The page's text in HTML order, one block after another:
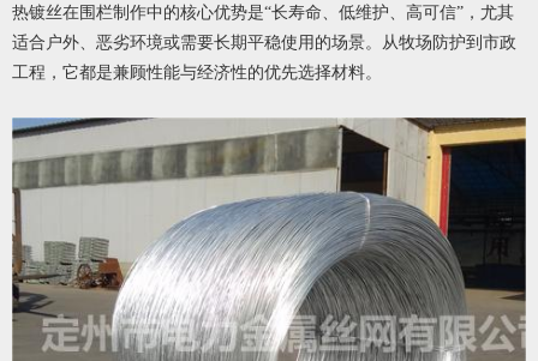
热镀丝在围栏制作中的核心优势是“长寿命、低维护、高可信”，尤其
适合户外、恶劣环境或需要长期平稳使用的场景。从牧场防护到市政
工程，它都是兼顾性能与经济性的优先选择材料。